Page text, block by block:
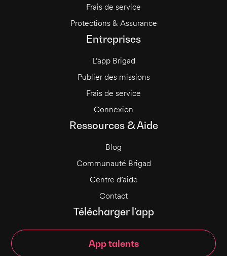
Frais de service
Protections & Assurance
Entreprises
L’app Brigad
Publier des missions
Frais de service
Connexion
Ressources & Aide
Blog
Communauté Brigad
Centre d’aide
Contact
Télécharger l’app
App talents